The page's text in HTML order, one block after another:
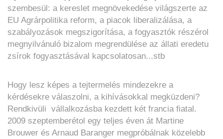
szembesül: a kereslet megnövekedése világszerte az
EU Agrárpolitika reform, a piacok liberalizálása, a
szabályozások megszigorítása, a fogyasztók részérol
megnyilvánuló bizalom megrendülése az állati eredetu
zsírok fogyasztásával kapcsolatosan...stb
Hogy lesz képes a tejtermelés mindezekre a
kérdésekre válaszolni, a kihívásokkal megküzdeni?
Rendkivüli vállalkozásba kezdett két francia fiatal.
2009 szeptemberétol egy teljes éven át Martine
Brouwer és Arnaud Baranger megpróbálnak közelebb